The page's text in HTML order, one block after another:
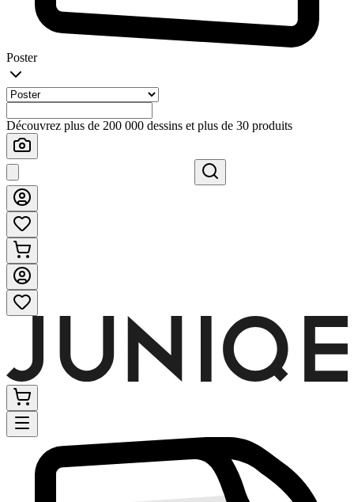
Poster
Découvrez plus de 200 000 dessins et plus de 30 produits